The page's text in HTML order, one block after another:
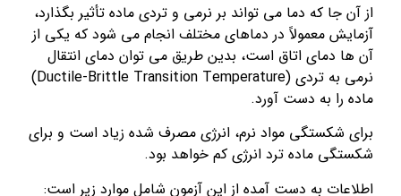
جا که دما می تواند بر نرمی و تردی ماده تأثیر بگذارد،
معمولاً در دماهای مختلف انجام می شود که يکی از
دمای اتاق است، بدين طريق می توان دمای انتقال
نرمی به تردی (Ductile-Brittle Transition Temperature)
به دست آورد.
شکستگی مواد نرم، انرژی مصرف شده زیاد است و برای
ماده ترد انرژی کم خواهد بود.
به دست آمده از این آزمون شامل موارد زیر است: